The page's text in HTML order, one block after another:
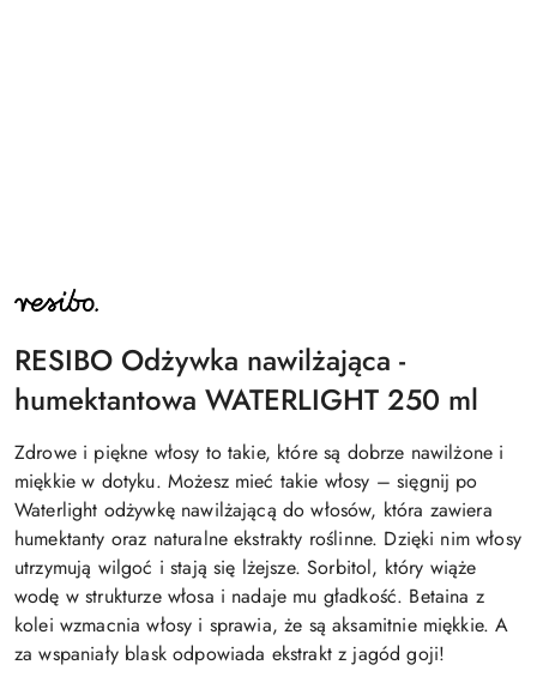
NAZWA
PRODUCENTA:
RESIBO Odżywka nawilżająca -
humektantowa WATERLIGHT 250 ml
Zdrowe i piękne włosy to takie, które są dobrze nawilżone i
miękkie w dotyku. Możesz mieć takie włosy – sięgnij po
Waterlight odżywkę nawilżającą do włosów, która zawiera
humektanty oraz naturalne ekstrakty roślinne. Dzięki nim włosy
utrzymują wilgoć i stają się lżejsze. Sorbitol, który wiąże
wodę w strukturze włosa i nadaje mu gładkość. Betaina z
kolei wzmacnia włosy i sprawia, że są aksamitnie miękkie. A
za wspaniały blask odpowiada ekstrakt z jagód goji!